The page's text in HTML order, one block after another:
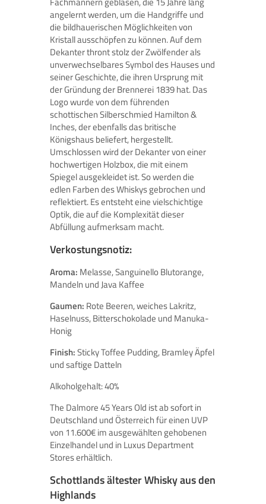
angelernt werden, um die Handgriffe und
die bildhauerischen Möglichkeiten von
Kristall ausschöpfen zu können. Auf dem
Dekanter thront stolz der Zwölfender als
unverwechselbares Symbol des Hauses und
seiner Geschichte, die ihren Ursprung mit
der Gründung der Brennerei 1839 hat. Das
Logo wurde von dem führenden
schottischen Silberschmied Hamilton &
Inches, der ebenfalls das britische
Königshaus beliefert, hergestellt.
Umschlossen wird der Dekanter von einer
hochwertigen Holzbox, die mit einem
Spiegel ausgekleidet ist. So werden die
edlen Farben des Whiskys gebrochen und
reflektiert. Es entsteht eine vielschichtige
Optik, die auf die Komplexität dieser
Abfüllung aufmerksam macht.
Verkostungsnotiz:
Aroma: Melasse, Sanguinello Blutorange,
Mandeln und Java Kaffee
Gaumen: Rote Beeren, weiches Lakritz,
Haselnuss, Bitterschokolade und Manuka-
Honig
Finish:Sticky Toffee Pudding, Bramley Äpfel
und saftige Datteln
Alkoholgehalt: 40%
The Dalmore 45 Years Old ist ab sofort in
Deutschland und Österreich für einen UVP
von 11.600€ im ausgewählten gehobenen
Einzelhandel und in Luxus Department
Stores erhältlich.
Schottlands ältester Whisky aus den
Highlands